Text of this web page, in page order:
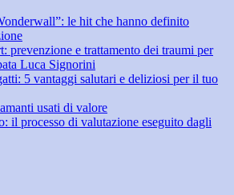
le hit che hanno definito
prevenzione e trattamento dei traumi per
Luca Signorini
5 vantaggi salutari e deliziosi per il tuo
usati di valore
il processo di valutazione eseguito dagli